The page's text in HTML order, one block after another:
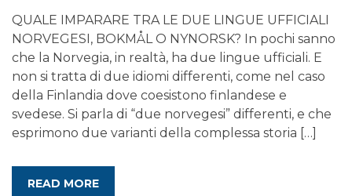
QUALE IMPARARE TRA LE DUE LINGUE UFFICIALI
NORVEGESI, BOKMÅL O NYNORSK? In pochi sanno
che la Norvegia, in realtà, ha due lingue ufficiali. E
non si tratta di due idiomi differenti, come nel caso
della Finlandia dove coesistono finlandese e
svedese. Si parla di “due norvegesi” differenti, e che
esprimono due varianti della complessa storia […]
READ MORE